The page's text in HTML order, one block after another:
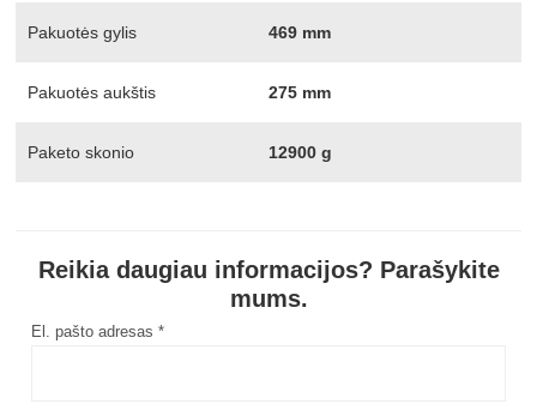
Pakuotės gylis 469 mm
Pakuotės aukštis 275 mm
Paketo skonio 12900 g
Reikia daugiau informacijos? Parašykite
mums.
El. pašto adresas *